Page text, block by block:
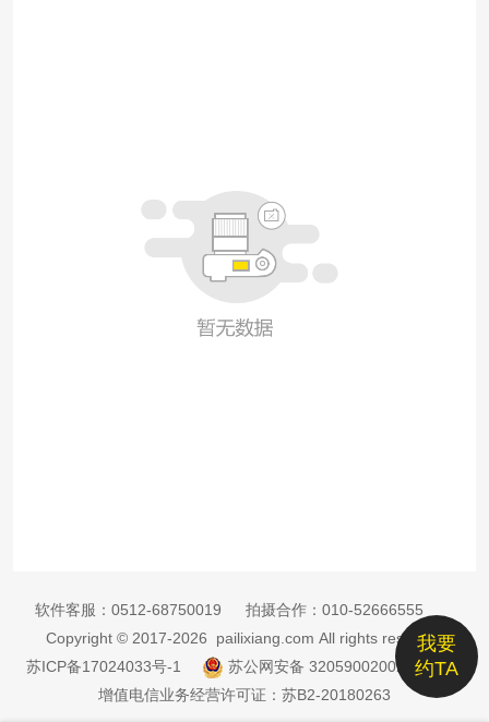
我要
约TA
软件客服： 0512-68750019 拍摄合作： 010-52666555
Copyright © 2017-2026 pailixiang.com All rights reserved
苏ICP备17024033号-1
苏公网安备 32059002002885号
增值电信业务经营许可证：苏B2-20180263